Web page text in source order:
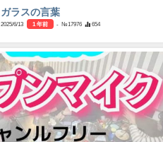
ガラスの言葉
2025/6/13 1 年前 - №17976 654